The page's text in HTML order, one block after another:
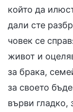
който да
дали сте
човек се
живот и
за брака,
за своето
върви гладко,